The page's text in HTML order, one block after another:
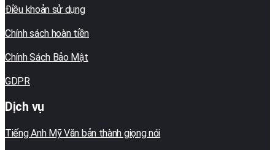
Điều khoản sử dụng
Chính sách hoàn tiền
Chính Sách Bảo Mật
GDPR
Dịch vụ
Tiếng Anh Mỹ Văn bản thành giọng nói